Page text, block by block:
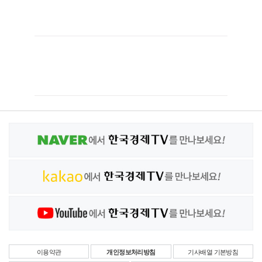
이용약관 개인정보처리방침 기사배열 기본방침